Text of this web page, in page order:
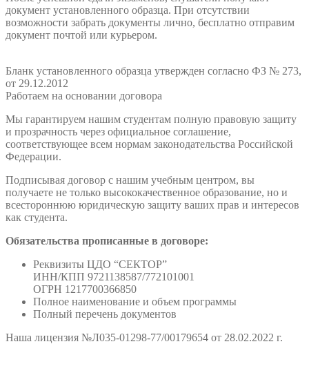
документ установленного образца. При отсутствии
возможности забрать документы лично, бесплатно отправим
документ почтой или курьером.
Бланк установленного образца утвержден согласно ФЗ № 273,
от 29.12.2012
Работаем на основании договора
Мы гарантируем нашим студентам полную правовую защиту
и прозрачность через официальное соглашение,
соответствующее всем нормам законодательства Российской
Федерации.
Подписывая договор с нашим учебным центром, вы
получаете не только высококачественное образование, но и
всестороннюю юридическую защиту ваших прав и интересов
как студента.
Обязательства прописанные в договоре:
Реквизиты ЦДО “СЕКТОР”
ИНН/КПП 9721138587/772101001
ОГРН 1217700366850
Полное наименование и объем программы
Полный перечень документов
Наша лицензия №Л035-01298-77/00179654 от 28.02.2022 г.